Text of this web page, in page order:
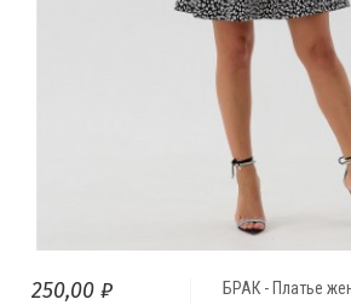
250,00 ₽